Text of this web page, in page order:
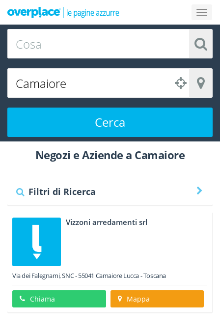
Cerca
Negozi e Aziende a Camaiore
Filtri di Ricerca
Vizzoni arredamenti srl
Via dei Falegnami, SNC-55041 CamaioreLucca -Toscana
Chiama Mappa